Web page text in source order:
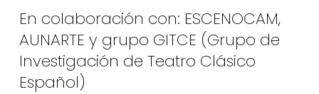
En colaboración con: ESCENOCAM,
AUNARTE y grupo GITCE (Grupo de
Investigación de Teatro Clásico
Español)